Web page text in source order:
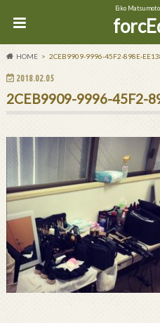
Eiko
HOME 2CEB9909-9996-45F2-898E-
2018.02.05
2CEB9909-9996-45F2-